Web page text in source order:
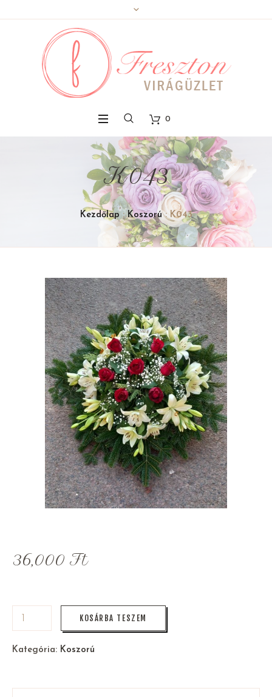
0
K043
Kezdőlap :Koszorú: K043
36,000 Ft
KOSÁRBA TESZEM
Kategória: Koszorú